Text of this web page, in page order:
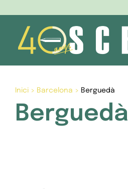
content
Inici> Barcelona > Berguedà
Berguedà